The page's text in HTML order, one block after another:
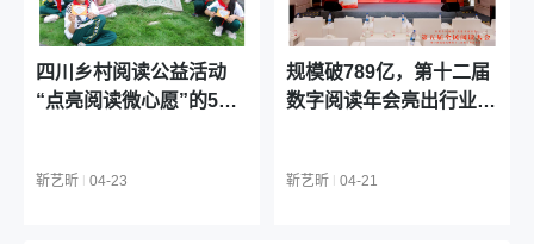
四川乡村阅读公益活动
“点亮阅读微心愿”的5年
靳艺昕 04-23
规模破789亿，第十二届
数字阅读年会亮出行业年
靳艺昕 04-21
首发暨创作对谈在第34届全国图书交易博览会
举行
2026-08-07 17:52:16
阿涩携《大金瓜》《新绘儿童杂事诗》做客杭
图：用画面打捞江南童谣与乡土记忆
享《暗恋桃花源》四十年故事